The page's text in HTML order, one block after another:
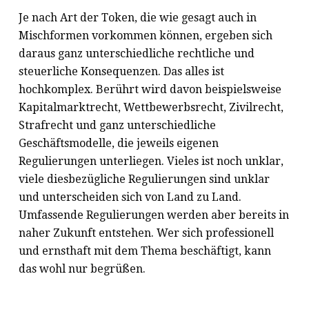
Je nach Art der Token, die wie gesagt auch in
Mischformen vorkommen können, ergeben sich
daraus ganz unterschiedliche rechtliche und
steuerliche Konsequenzen. Das alles ist
hochkomplex. Berührt wird davon beispielsweise
Kapitalmarktrecht, Wettbewerbsrecht, Zivilrecht,
Strafrecht und ganz unterschiedliche
Geschäftsmodelle, die jeweils eigenen
Regulierungen unterliegen. Vieles ist noch unklar,
viele diesbezügliche Regulierungen sind unklar
und unterscheiden sich von Land zu Land.
Umfassende Regulierungen werden aber bereits in
naher Zukunft entstehen. Wer sich professionell
und ernsthaft mit dem Thema beschäftigt, kann
das wohl nur begrüßen.